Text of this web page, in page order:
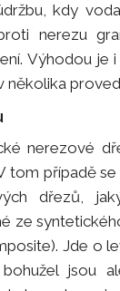
kdy
nerezu
Výhodou je
několika
nerezové
tom případě
dřezů,
ze
Jde o
jsou